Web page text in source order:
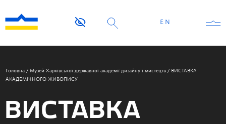
EN
Головна / Музей Харківської державної академії дизайну і мистецтв / ВИСТАВКА
АКАДЕМІЧНОГО ЖИВОПИСУ
ВИСТАВКА